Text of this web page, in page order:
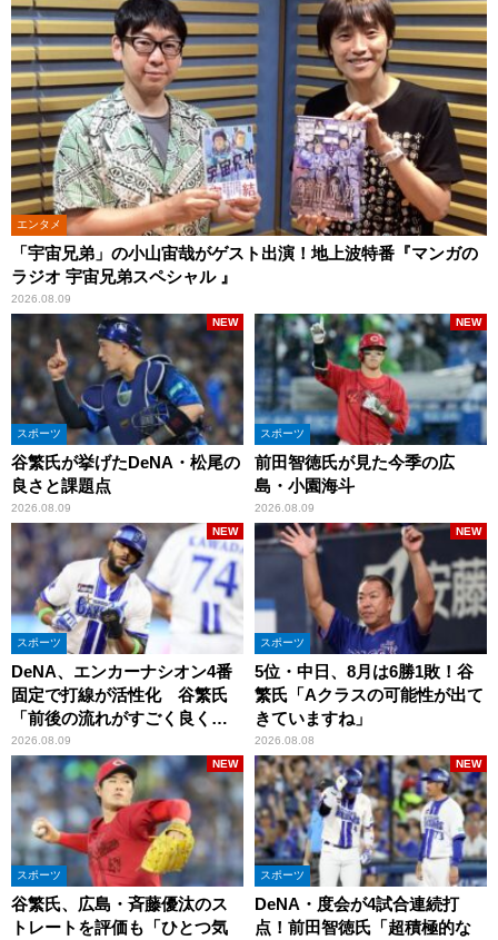
エンタメ
「宇宙兄弟」の小山宙哉がゲスト出演！地上波特番『マンガの
ラジオ 宇宙兄弟スペシャル 』
2026.08.09
スポーツ
谷繁氏が挙げたDeNA・松尾の
良さと課題点
2026.08.09
NEW
スポーツ
前田智徳氏が見た今季の広
島・小園海斗
2026.08.09
NEW
スポーツ
DeNA、エンカーナシオン4番
固定で打線が活性化 谷繁氏
「前後の流れがすごく良くな
りましたね」
2026.08.09
NEW
スポーツ
5位・中日、8月は6勝1敗！谷
繁氏「Aクラスの可能性が出て
きていますね」
2026.08.08
NEW
スポーツ
谷繁氏、広島・斉藤優汰のス
トレートを評価も「ひとつ気
NEW
スポーツ
DeNA・度会が4試合連続打
点！前田智徳氏「超積極的な
NEW